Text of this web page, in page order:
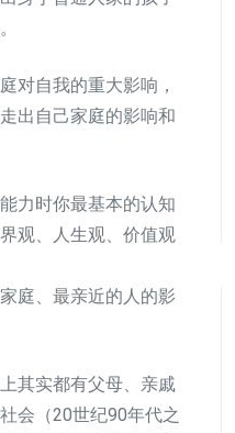
对自我的重大影响，
出自己家庭的影响和
力时你最基本的认知
观、人生观、价值观
人处世的方式方法、
庭、最亲近的人的影
其实都有父母、亲戚
会（20世纪90年代之